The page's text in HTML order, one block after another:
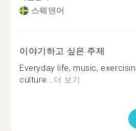
스웨덴어
이야기하고 싶은 주제
Everyday life, music,
culture...더 보기